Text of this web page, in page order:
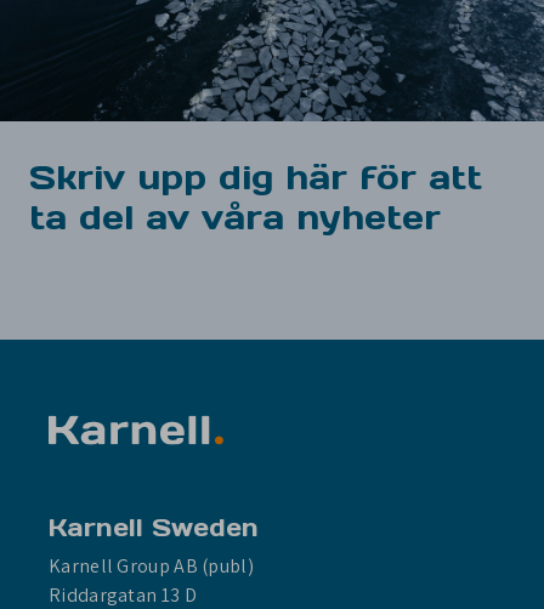
Skriv upp dig här för att
ta del av våra nyheter
Karnell Sweden
Karnell Group AB (publ)
Riddargatan 13 D